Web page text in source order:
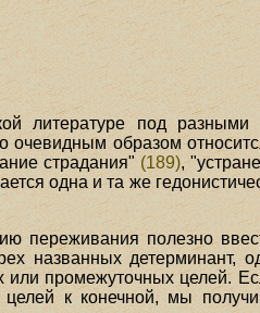
литературе под
очевидным образом
страдания" (189),
одна и та же
переживания полезно
названных детерминант,
или промежуточных целей.
к конечной, мы